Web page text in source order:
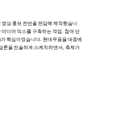
영상 홍보 전반을 전담해 제작했습니
디어 믹스를 구축하는 작업. 참여 단
핵심이었습니다. 현대무용을 대중에
론을 진솔하게 스케치하면서, 축제가